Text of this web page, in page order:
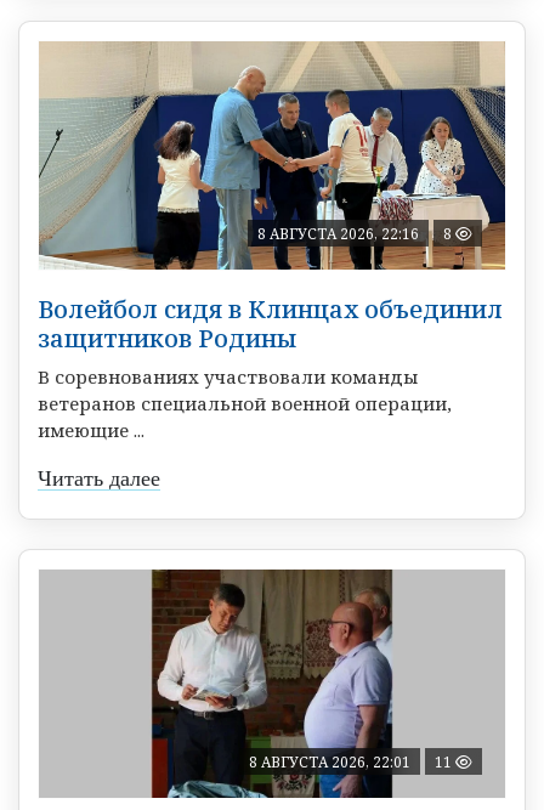
8 АВГУСТА 2026, 22:16 8
Волейбол сидя в Клинцах объединил
защитников Родины
В соревнованиях участвовали команды
ветеранов специальной военной операции,
имеющие ...
Читать далее
8 АВГУСТА 2026, 22:01 11